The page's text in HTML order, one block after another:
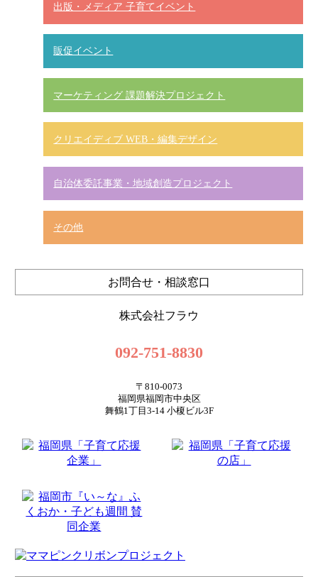
出版・メディア 子育てイベント
販促イベント
マーケティング 課題解決プロジェクト
クリエイディブ WEB・編集デザイン
自治体委託事業・地域創造プロジェクト
その他
お問合せ・相談窓口
株式会社フラウ
092-751-8830
〒810-0073
福岡県福岡市中央区
舞鶴1丁目3-14 小榎ビル3F